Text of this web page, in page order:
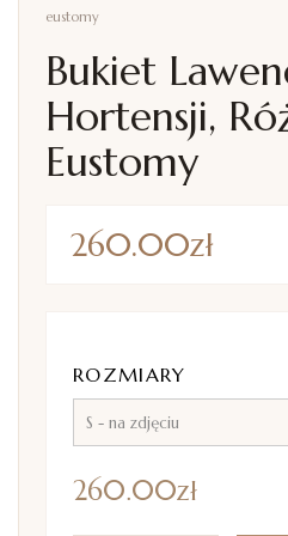
eustomy
Bukiet
Hortensji,
Eustomy
260.00zł
ROZMIARY
260.00zł